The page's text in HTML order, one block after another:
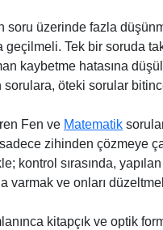
soru üzerinde fazla
geçilmeli. Tek bir soruda
kaybetme hatasına
sorulara, öteki sorular
Fen ve Matematik
zihinden çözmeye
kontrol sırasında, yapılan
varmak ve onları
kitapçık ve optik